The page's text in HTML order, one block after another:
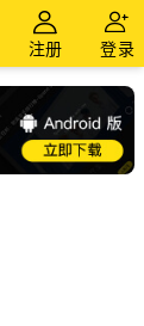
注册 登录